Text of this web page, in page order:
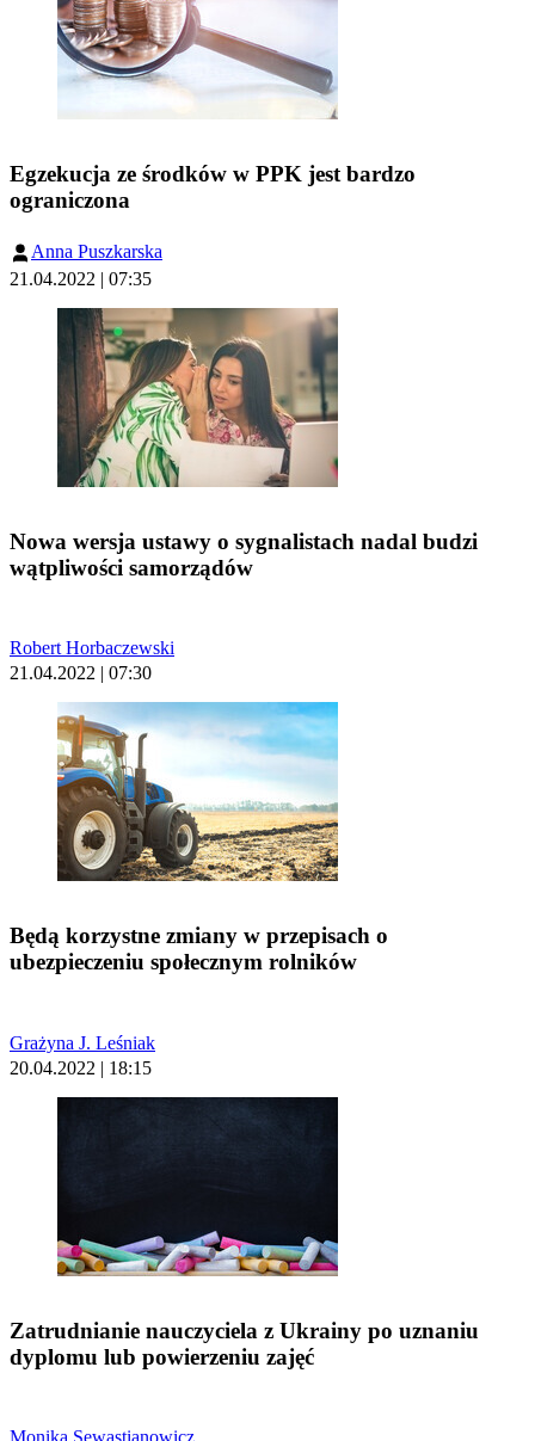
Egzekucja ze środków w PPK jest bardzo
ograniczona
Anna Puszkarska
21.04.2022 | 07:35
Nowa wersja ustawy o sygnalistach nadal budzi
wątpliwości samorządów
Robert Horbaczewski
21.04.2022 | 07:30
Będą korzystne zmiany w przepisach o
ubezpieczeniu społecznym rolników
Grażyna J. Leśniak
20.04.2022 | 18:15
Zatrudnianie nauczyciela z Ukrainy po uznaniu
dyplomu lub powierzeniu zajęć